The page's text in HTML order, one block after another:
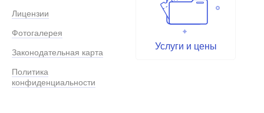
Лицензии
Фотогалерея
Законодательная карта
Политика
конфиденциальности
Услуги и цены